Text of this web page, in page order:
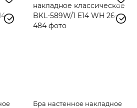
Бра настенное накладное